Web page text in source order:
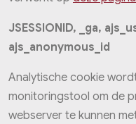
JSESSIONID, _ga,
ajs_anonymous_id
Analytische cookie
monitoringstool om de
webserver te kunnen